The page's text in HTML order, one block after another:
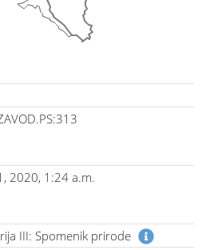
2020, 1:24 a.m.
III: Spomenik prirode